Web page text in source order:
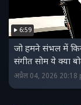
6:59
जो हमने संभल में
संगीत सोम ये क्या
अप्रैल 04, 2026 20:18